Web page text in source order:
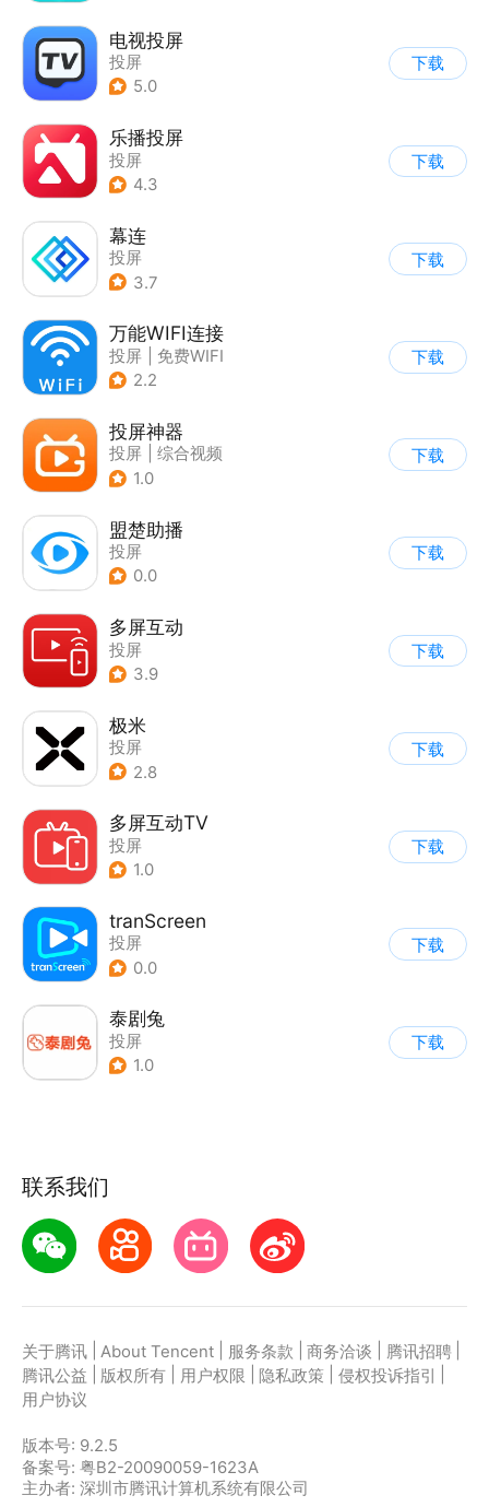
电视投屏
投屏
5.0
下载
乐播投屏
投屏
4.3
下载
幕连
投屏
3.7
下载
万能WIFI连接
投屏
免费WIFI
2.2
下载
投屏神器
投屏
综合视频
1.0
下载
盟楚助播
投屏
0.0
下载
多屏互动
投屏
3.9
下载
极米
投屏
2.8
下载
多屏互动TV
投屏
1.0
下载
tranScreen
投屏
0.0
下载
泰剧兔
投屏
1.0
下载
联系我们
关于腾讯 About Tencent 服务条款 商务洽谈 腾讯招聘
腾讯公益
版权所有 用户权限 隐私政策 侵权投诉指引
用户协议
版本号: 9.2.5
备案号: 粤B2-20090059-1623A
主办者: 深圳市腾讯计算机系统有限公司